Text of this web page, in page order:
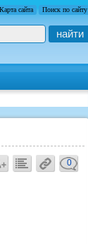
Карта сайта Поиск по сайту
найти
0